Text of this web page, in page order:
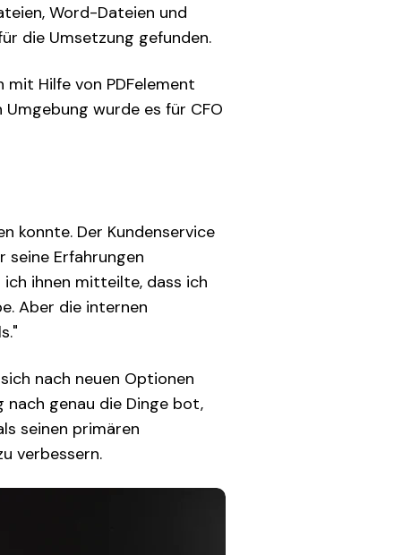
Word-Dateien und
die Umsetzung gefunden.
Hilfe von PDFelement
wurde es für CFO
konnte. Der Kundenservice
Erfahrungen
ihnen mitteilte, dass ich
Aber die internen
nach neuen Optionen
nach genau die Dinge bot,
seinen primären
verbessern.